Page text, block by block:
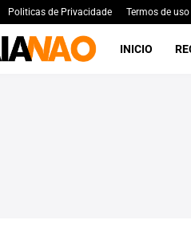
Politicas de Privacidade Termos de uso
INICIO